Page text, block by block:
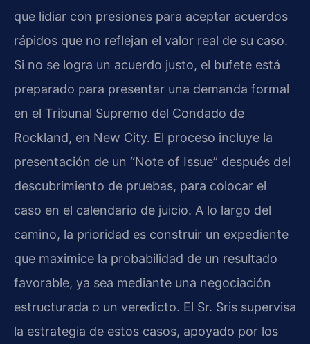
que lidiar con presiones para aceptar acuerdos
rápidos que no reflejan el valor real de su caso.
Si no se logra un acuerdo justo, el bufete está
preparado para presentar una demanda formal
en el Tribunal Supremo del Condado de
Rockland, en New City. El proceso incluye la
presentación de un “Note of Issue” después del
descubrimiento de pruebas, para colocar el
caso en el calendario de juicio. A lo largo del
camino, la prioridad es construir un expediente
que maximice la probabilidad de un resultado
favorable, ya sea mediante una negociación
estructurada o un veredicto. El Sr. Sris supervisa
la estrategia de estos casos, apoyado por los